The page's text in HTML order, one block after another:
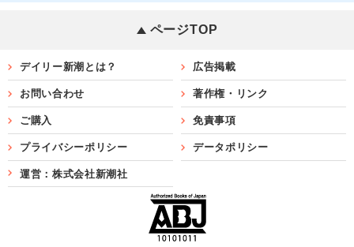
ページTOP
デイリー新潮とは？ 広告掲載
お問い合わせ 著作権・リンク
ご購入 免責事項
プライバシーポリシー データポリシー
運営：株式会社新潮社